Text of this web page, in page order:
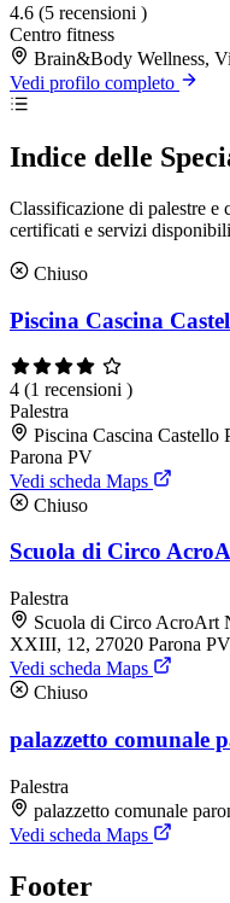
4.6 (5 recensioni )
Centro fitness
Brain&Body Wellness,
Vedi profilo completo
Indice delle
Classificazione di palestre
certificati e servizi disponibili
Chiuso
Piscina Cascina
4 (1 recensioni )
Palestra
Piscina Cascina Castello
Parona PV
Vedi scheda Maps
Chiuso
Scuola di Circo
Palestra
Scuola di Circo AcroArt
XXIII, 12, 27020 Parona PV
Vedi scheda Maps
Chiuso
palazzetto comunale
Palestra
palazzetto comunale
Vedi scheda Maps
Footer